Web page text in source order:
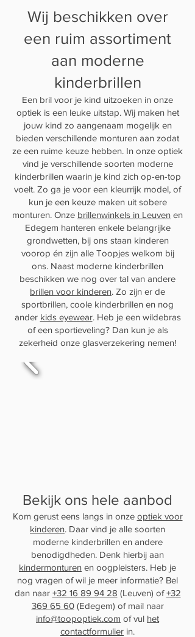
Wij beschikken over
een ruim assortiment
aan moderne
kinderbrillen
Een bril voor je kind uitzoeken in onze
optiek is een leuke uitstap. Wij maken het
jouw kind zo aangenaam mogelijk en
bieden verschillende monturen aan zodat
ze een ruime keuze hebben. In onze optiek
vind je verschillende soorten moderne
kinderbrillen waarin je kind zich op-en-top
voelt. Zo ga je voor een kleurrijk model, of
kun je een keuze maken uit sobere
monturen. Onze brillenwinkels in Leuven en
Edegem hanteren enkele belangrijke
grondwetten, bij ons staan kinderen
voorop én zijn alle Toopjes welkom bij
ons. Naast moderne kinderbrillen
beschikken we nog over tal van andere
brillen voor kinderen. Zo zijn er de
sportbrillen, coole kinderbrillen en nog
ander kids eyewear. Heb je een wildebras
of een sportieveling? Dan kun je als
zekerheid onze glasverzekering nemen!
Bekijk ons hele aanbod
Kom gerust eens langs in onze optiek voor
kinderen. Daar vind je alle soorten
moderne kinderbrillen en andere
benodigdheden. Denk hierbij aan
kindermonturen en oogpleisters. Heb je
nog vragen of wil je meer informatie? Bel
dan naar +32 16 89 94 28 (Leuven) of+32
369 65 60(Edegem) of mail naar
info@toopoptiek.com of vul het
contactformulier in.